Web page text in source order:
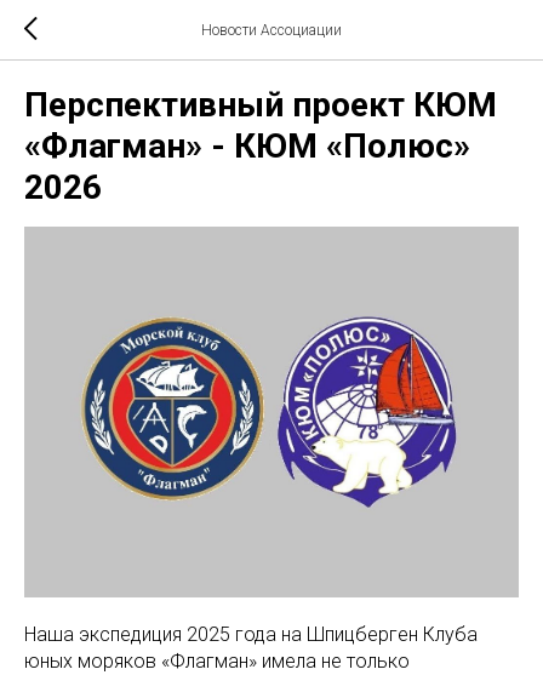
Новости Ассоциации
Перспективный проект КЮМ
«Флагман» - КЮМ «Полюс»
2026
Наша экспедиция 2025 года на Шпицберген Клуба
юных моряков «Флагман» имела не только